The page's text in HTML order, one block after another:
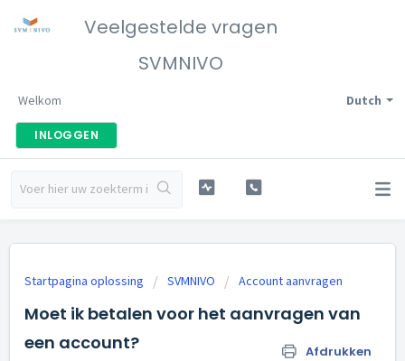
Veelgestelde vragen
SVMNIVO
Dutch
Welkom
INLOGGEN
Startpagina oplossing SVMNIVO Account aanvragen
Moet ik betalen voor het aanvragen van
een account?
Afdrukken